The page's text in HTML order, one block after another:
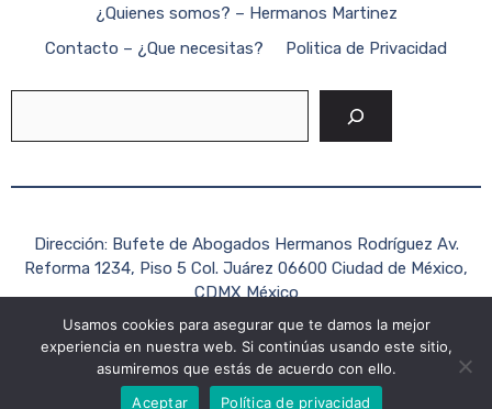
¿Quienes somos? – Hermanos Martinez
Contacto – ¿Que necesitas?
Politica de Privacidad
Dirección: Bufete de Abogados Hermanos Rodríguez Av.
Reforma 1234, Piso 5 Col. Juárez 06600 Ciudad de México,
CDMX México
Teléfono: +52 (55) 1234-5678
Correo electrónico:contacto@hermanosrodriguezabogados.c
2026 Formato Mexico ©
Usamos cookies para asegurar que te damos la mejor
experiencia en nuestra web. Si continúas usando este sitio,
asumiremos que estás de acuerdo con ello.
Aceptar
Política de privacidad